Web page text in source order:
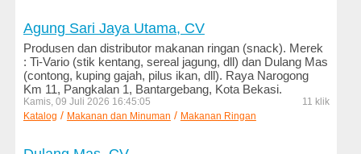
dan
Motor
Mode
dan
Busana
Agung Sari Jaya Utama, CV
Produsen dan distributor makanan ringan (snack). Merek
: Ti-Vario (stik kentang, sereal jagung, dll) dan Dulang Mas
(contong, kuping gajah, pilus ikan, dll). Raya Narogong
Km 11, Pangkalan 1, Bantargebang, Kota Bekasi.
Kamis, 09 Juli 2026 16:45:05
11 klik
Katalog / Makanan dan Minuman / Makanan Ringan